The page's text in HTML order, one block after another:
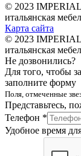
© 2023
итальянская
Карта сайта
© 2023
итальянская
Не дозвонились?
Для того, чтобы
заполните форму
Поля, отмеченные
Представьтесь,
Телефон *
Удобное время